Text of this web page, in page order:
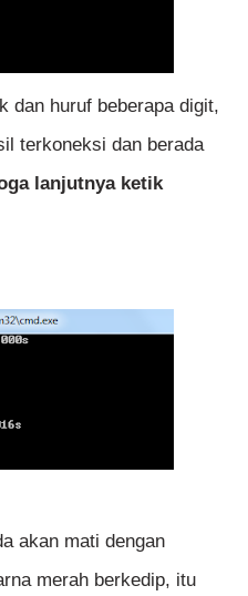
dan huruf beberapa digit,
terkoneksi dan berada
lanjutnya ketik
akan mati dengan
merah berkedip, itu